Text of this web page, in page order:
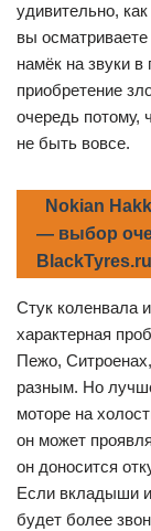
удивительно,
вы
намёк на звуки
приобретение
очередь потому,
не быть вовсе.
Nokian
— выбор
Стук коленвала
характерная
Пежо,
разным. Но
моторе на
он может
он доносится
Если вкладыши
будет более